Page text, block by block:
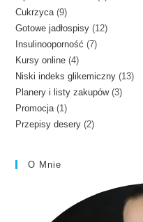
Cukrzyca 99
produktów
Gotowe jadłospisy 1212
Insulinooporność 77
Kursy online 44
produkty
Niski indeks glikemiczny 1313
Planery i listy zakupów 33
Promocja 11
produkt
Przepisy desery 22
O Mnie